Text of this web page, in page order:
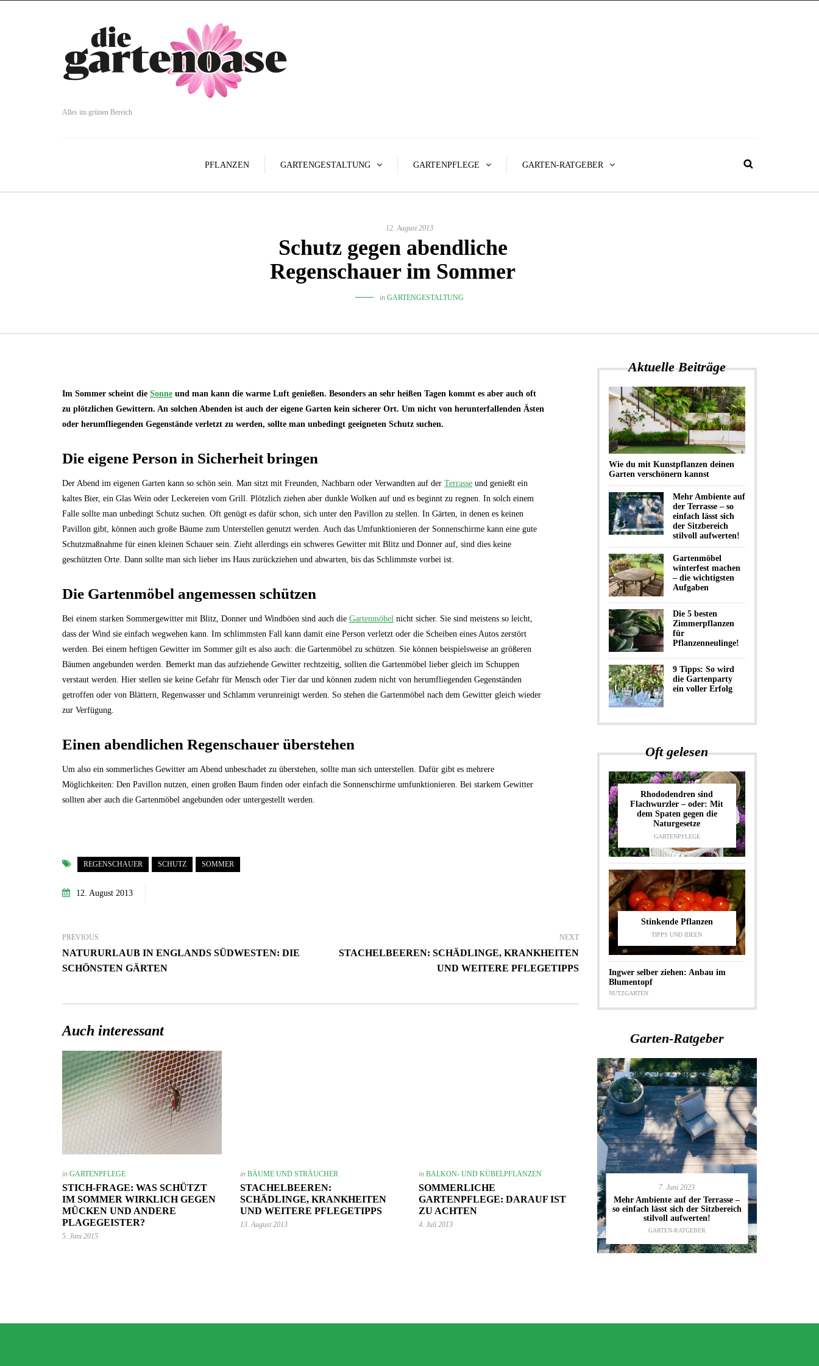
Alles im grünen Bereich
PFLANZEN GARTENGESTALTUNG GARTENPFLEGE GARTEN-RATGEBER
12. August 2013
Schutz gegen abendliche
Regenschauer im Sommer
in GARTENGESTALTUNG
Im Sommer scheint die Sonne und man kann die warme Luft genießen. Besonders an sehr heißen Tagen kommt es aber auch oft
zu plötzlichen Gewittern. An solchen Abenden ist auch der eigene Garten kein sicherer Ort. Um nicht von herunterfallenden Ästen
oder herumfliegenden Gegenstände verletzt zu werden, sollte man unbedingt geeigneten Schutz suchen.
Die eigene Person in Sicherheit bringen
Der Abend im eigenen Garten kann so schön sein. Man sitzt mit Freunden, Nachbarn oder Verwandten auf der Terrasse und genießt ein
kaltes Bier, ein Glas Wein oder Leckereien vom Grill. Plötzlich ziehen aber dunkle Wolken auf und es beginnt zu regnen. In solch einem
Falle sollte man unbedingt Schutz suchen. Oft genügt es dafür schon, sich unter den Pavillon zu stellen. In Gärten, in denen es keinen
Pavillon gibt, können auch große Bäume zum Unterstellen genutzt werden. Auch das Umfunktionieren der Sonnenschirme kann eine gute
Schutzmaßnahme für einen kleinen Schauer sein. Zieht allerdings ein schweres Gewitter mit Blitz und Donner auf, sind dies keine
geschützten Orte. Dann sollte man sich lieber ins Haus zurückziehen und abwarten, bis das Schlimmste vorbei ist.
Die Gartenmöbel angemessen schützen
Bei einem starken Sommergewitter mit Blitz, Donner und Windböen sind auch die Gartenmöbel nicht sicher. Sie sind meistens so leicht,
dass der Wind sie einfach wegwehen kann. Im schlimmsten Fall kann damit eine Person verletzt oder die Scheiben eines Autos zerstört
werden. Bei einem heftigen Gewitter im Sommer gilt es also auch: die Gartenmöbel zu schützen. Sie können beispielsweise an größeren
Bäumen angebunden werden. Bemerkt man das aufziehende Gewitter rechtzeitig, sollten die Gartenmöbel lieber gleich im Schuppen
verstaut werden. Hier stellen sie keine Gefahr für Mensch oder Tier dar und können zudem nicht von herumfliegenden Gegenständen
getroffen oder von Blättern, Regenwasser und Schlamm verunreinigt werden. So stehen die Gartenmöbel nach dem Gewitter gleich wieder
zur Verfügung.
Einen abendlichen Regenschauer überstehen
Um also ein sommerliches Gewitter am Abend unbeschadet zu überstehen, sollte man sich unterstellen. Dafür gibt es mehrere
Möglichkeiten: Den Pavillon nutzen, einen großen Baum finden oder einfach die Sonnenschirme umfunktionieren. Bei starkem Gewitter
sollten aber auch die Gartenmöbel angebunden oder untergestellt werden.
REGENSCHAUER SCHUTZ SOMMER
12. August 2013
PREVIOUS
NATURURLAUB IN ENGLANDS SÜDWESTEN: DIE
SCHÖNSTEN GÄRTEN
NEXT
STACHELBEEREN: SCHÄDLINGE, KRANKHEITEN
UND WEITERE PFLEGETIPPS
Auch interessant
in GARTENPFLEGE
STICH-FRAGE: WAS SCHÜTZT
IM SOMMER WIRKLICH GEGEN
MÜCKEN UND ANDERE
PLAGEGEISTER?
5. Juni 2015
inBÄUME UND STRÄUCHER
STACHELBEEREN:
SCHÄDLINGE, KRANKHEITEN
UND WEITERE PFLEGETIPPS
13. August 2013
in BALKON- UND KÜBELPFLANZEN
SOMMERLICHE
GARTENPFLEGE: DARAUF IST
ZU ACHTEN
4. Juli 2013
Aktuelle Beiträge
Wie du mit Kunstpflanzen deinen
Garten verschönern kannst
Mehr Ambiente auf
der Terrasse – so
einfach lässt sich
der Sitzbereich
stilvoll aufwerten!
Gartenmöbel
winterfest machen
– die wichtigsten
Aufgaben
Die 5 besten
Zimmerpflanzen
für
Pflanzenneulinge!
9 Tipps: So wird
die Gartenparty
ein voller Erfolg
Oft gelesen
Rhododendren sind
Flachwurzler – oder: Mit
dem Spaten gegen die
Naturgesetze
GARTENPFLEGE
Stinkende Pflanzen
TIPPS UND IDEEN
Ingwer selber ziehen: Anbau im
Blumentopf
NUTZGARTEN
Garten-Ratgeber
7. Juni 2023
Mehr Ambiente auf der Terrasse –
so einfach lässt sich der Sitzbereich
11. November 2022
Gartenmöbel winterfest machen –
Wie du mit Kunstpflanzen deinen
Garten verschönern kannst
GARTEN-RATGEBER
7. Juni 2023
Mehr Ambiente auf der Terrasse –
so einfach lässt sich der Sitzbereich
stilvoll aufwerten!
GARTEN-RATGEBER